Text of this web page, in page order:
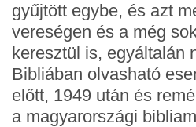
gyűjtött egybe, és azt
vereségen és a még
keresztül is, egyáltalán
Bibliában olvasható
előtt, 1949 után és
a magyarországi